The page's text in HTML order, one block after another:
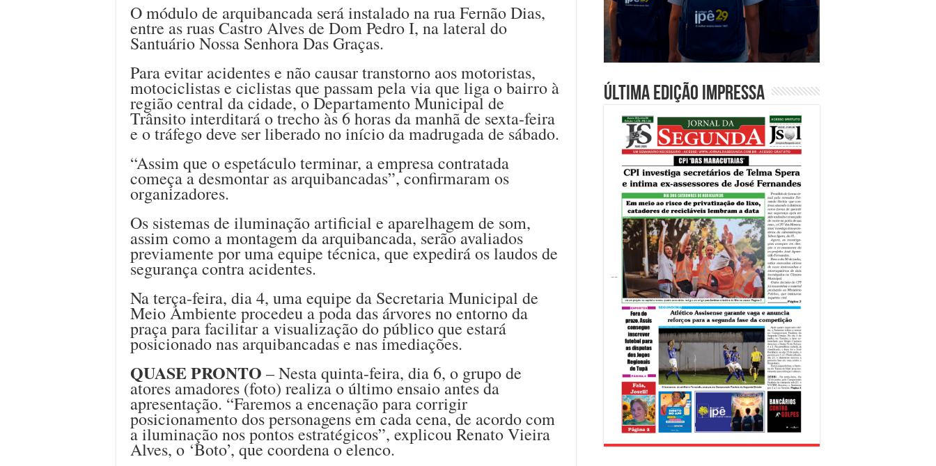
O módulo de arquibancada será instalado na rua Fernão Dias,
entre as ruas Castro Alves de Dom Pedro I, na lateral do
Santuário Nossa Senhora Das Graças.
Para evitar acidentes e não causar transtorno aos motoristas,
motociclistas e ciclistas que passam pela via que liga o bairro à
região central da cidade, o Departamento Municipal de
Trânsito interditará o trecho às 6 horas da manhã de sexta-feira
e o tráfego deve ser liberado no início da madrugada de sábado.
“Assim que o espetáculo terminar, a empresa contratada
começa a desmontar as arquibancadas”, confirmaram os
organizadores.
Os sistemas de iluminação artificial e aparelhagem de som,
assim como a montagem da arquibancada, serão avaliados
previamente por uma equipe técnica, que expedirá os laudos de
segurança contra acidentes.
Na terça-feira, dia 4, uma equipe da Secretaria Municipal de
Meio Ambiente procedeu a poda das árvores no entorno da
praça para facilitar a visualização do público que estará
posicionado nas arquibancadas e nas imediações.
QUASE PRONTO – Nesta quinta-feira, dia 6, o grupo de
atores amadores (foto) realiza o último ensaio antes da
apresentação. “Faremos a encenação para corrigir
posicionamento dos personagens em cada cena, de acordo com
a iluminação nos pontos estratégicos”, explicou Renato Vieira
Alves, o ‘Boto’, que coordena o elenco.
Última edição impressa